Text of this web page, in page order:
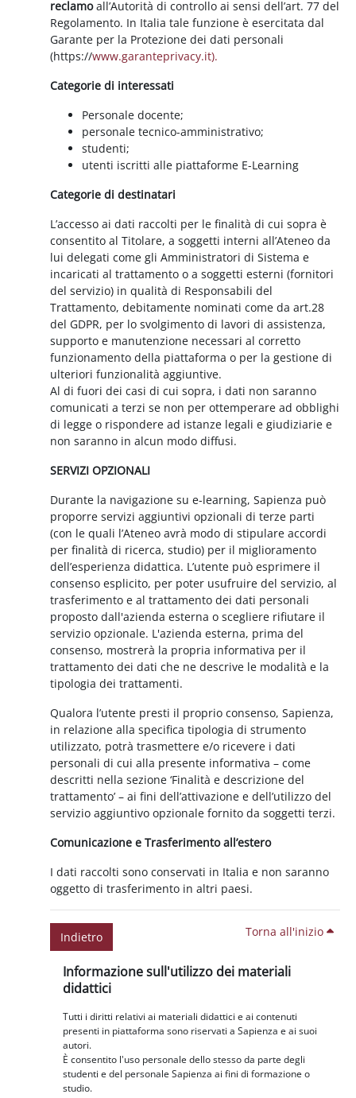
reclamoall’Autorità di controllo ai sensi dell’art. 77 del
Regolamento. In Italia tale funzione è esercitata dal
Garante per la Protezione dei dati personali
(https://www.garanteprivacy.it).
Categorie di interessati
Personale docente;
personale tecnico-amministrativo;
studenti;
utenti iscritti alle piattaforme E-Learning
Categorie di destinatari
L’accesso ai dati raccolti per le finalità di cui sopra è
consentito al Titolare, a soggetti interni all’Ateneo da
lui delegati come gli Amministratori di Sistema e
incaricati al trattamento o a soggetti esterni (fornitori
del servizio) in qualità di Responsabili del
Trattamento, debitamente nominati come da art.28
del GDPR, per lo svolgimento di lavori di assistenza,
supporto e manutenzione necessari al corretto
funzionamento della piattaforma o per la gestione di
ulteriori funzionalità aggiuntive.
Al di fuori dei casi di cui sopra, i dati non saranno
comunicati a terzi se non per ottemperare ad obblighi
di legge o rispondere ad istanze legali e giudiziarie e
non saranno in alcun modo diffusi.
SERVIZI OPZIONALI
Durante la navigazione su e-learning, Sapienza può
proporre servizi aggiuntivi opzionali di terze parti
(con le quali l’Ateneo avrà modo di stipulare accordi
per finalità di ricerca, studio) per il miglioramento
dell’esperienza didattica. L’utente può esprimere il
consenso esplicito, per poter usufruire del servizio, al
trasferimento e al trattamento dei dati personali
proposto dall'azienda esterna o scegliere rifiutare il
servizio opzionale. L'azienda esterna, prima del
consenso, mostrerà la propria informativa per il
trattamento dei dati che ne descrive le modalità e la
tipologia dei trattamenti.
Qualora l’utente presti il proprio consenso, Sapienza,
in relazione alla specifica tipologia di strumento
utilizzato, potrà trasmettere e/o ricevere i dati
personali di cui alla presente informativa – come
descritti nella sezione ‘Finalità e descrizione del
trattamento’ – ai fini dell’attivazione e dell’utilizzo del
servizio aggiuntivo opzionale fornito da soggetti terzi.
Comunicazione e Trasferimento all’estero
I dati raccolti sono conservati in Italia e non saranno
oggetto di trasferimento in altri paesi.
Indietro Torna all'inizio
Blocchi
Informazione sull'utilizzo dei materiali
didattici
Tutti i diritti relativi ai materiali didattici e ai contenuti
presenti in piattaforma sono riservati a Sapienza e ai suoi
autori.
È consentito l'uso personale dello stesso da parte degli
studenti e del personale Sapienza ai fini di formazione o
studio.